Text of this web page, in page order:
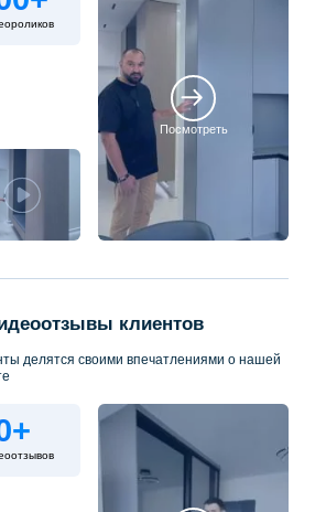
Посмотреть
клиентов
делятся своими впечатлениями о нашей